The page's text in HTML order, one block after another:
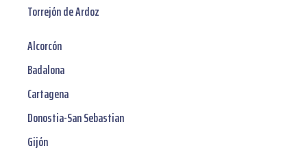
Torrejón de Ardoz
Alcorcón
Badalona
Cartagena
Donostia-San Sebastian
Gijón